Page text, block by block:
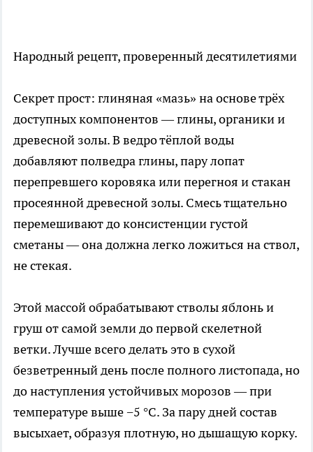
Народный рецепт, проверенный десятилетиями
Секрет прост: глиняная «мазь» на основе трёх
доступных компонентов — глины, органики и
древесной золы. В ведро тёплой воды
добавляют полведра глины, пару лопат
перепревшего коровяка или перегноя и стакан
просеянной древесной золы. Смесь тщательно
перемешивают до консистенции густой
сметаны — она должна легко ложиться на ствол,
не стекая.
Этой массой обрабатывают стволы яблонь и
груш от самой земли до первой скелетной
ветки. Лучше всего делать это в сухой
безветренный день после полного листопада, но
до наступления устойчивых морозов — при
температуре выше −5 °C. За пару дней состав
высыхает, образуя плотную, но дышащую корку.